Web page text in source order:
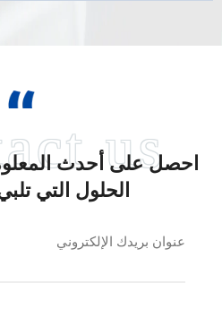
احصل على أحدث
الحلول التي